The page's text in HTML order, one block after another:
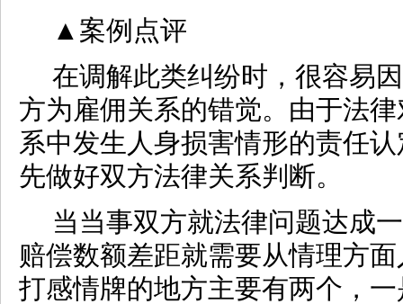
▲ 案例点评
在调解此类纠纷时，很容易因
方为雇佣关系的错觉。由于法
系中发生人身损害情形的责任
先做好双方法律关系判断。
当当事双方就法律问题达成
赔偿数额差距就需要从情理方
打感情牌的地方主要有两个，